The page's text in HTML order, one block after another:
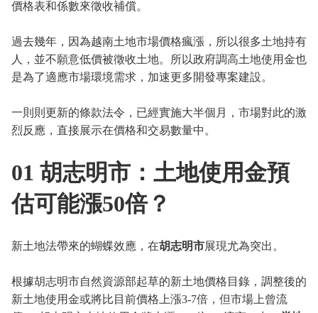
價格表和係數來徵收補償。
過去幾年，因為越南土地市場價格瘋漲，所以很多土地持有
人，並不願意低價被徵收土地。所以政府調高土地使用金也
是為了適應市場環境需求，加速更多開發專案建設。
一則則更新的條款法令，已經實施大半個月，市場對此的激
烈反應，直接展示在價格和交易數量中。
01 胡志明市：土地使用金預
估可能漲50倍？
新土地法帶來的蝴蝶效應，在胡志明市展現尤為突出。
根據胡志明市自然資源部起草的新土地價格目錄，調整後的
新土地使用金或將比目前價格上漲3-7倍，但市場上曾流